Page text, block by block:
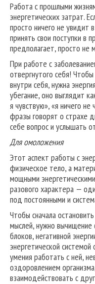
Работа с прошлыми
энергетических затрат.
просто ничего не увидит
принять свои поступки в
предполагает, просто не
При работе с
отвергнутого себя!
внутри себя, нужна
убегание, оно выглядит
я чувствую», «я ничего не
фразы говорят о страхе
себе вопрос и услышать
Для омоложения
Этот аспект работы с
физическое тело, а
мощными
разового характера —
под постоянными и
Чтобы сначала
мыслей, нужно вычищение
блоков, негативной
энергетической системой
умения работать с ней,
оздоровлением
взаимодействовать с